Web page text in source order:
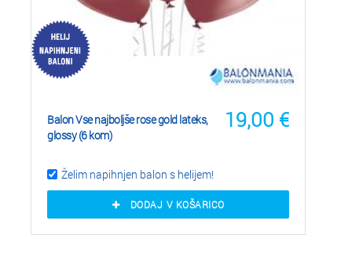
19,00 €
Balon Vse najboljše rose gold lateks,
glossy (6 kom)
Želim napihnjen balon s helijem!
DODAJ V KOŠARICO